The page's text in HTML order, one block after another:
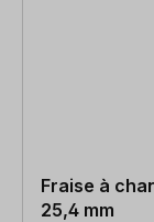
Fraise à
25,4 mm